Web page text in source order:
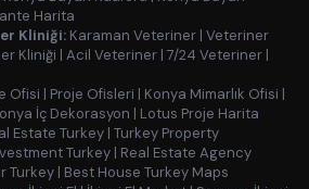
Harita
Kliniği: Karaman Veteriner | Veteriner
Kliniği | Acil Veteriner | 7/24 Veteriner |
Ofisi | Proje Ofisleri | Konya Mimarlık Ofisi |
İç Dekorasyon | Lotus Proje Harita
Estate Turkey | Turkey Property
Turkey | Real Estate Agency
Turkey | Best House Turkey Maps